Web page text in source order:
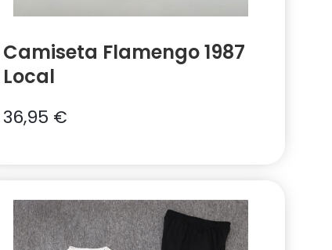
Camiseta Flamengo 1987
Local
36,95 €